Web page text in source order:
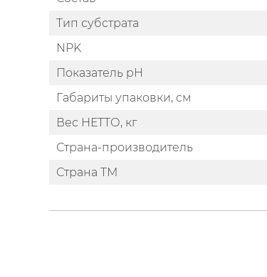
Тип субстрата
NPK
Показатель pH
Габариты упаковки, см
Вес НЕТТО, кг
Страна-производитель
Страна ТМ